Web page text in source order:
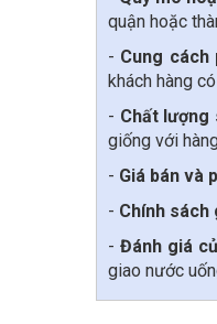
quận hoặc
- Cung cách
khách hàng
- Chất lượng
giống với
- Giá bán và
- Chính sách
- Đánh giá
giao nước